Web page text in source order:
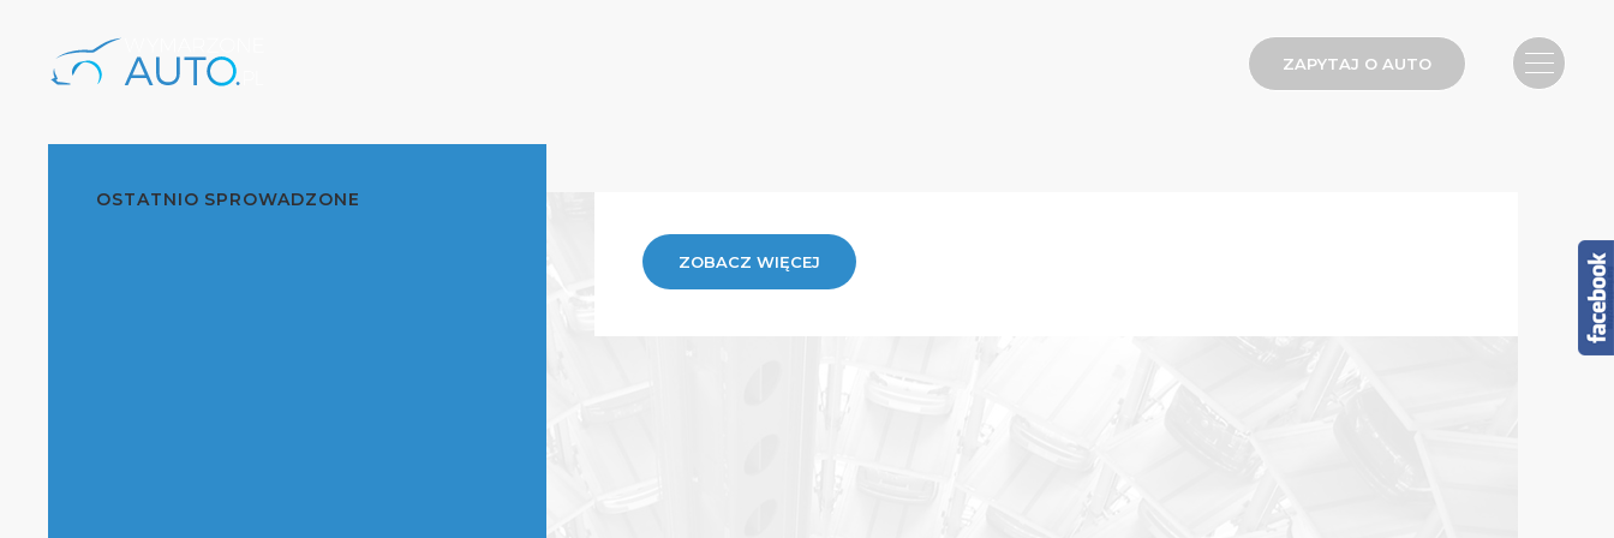
ZAPYTAJ O AUTO
OSTATNIO SPROWADZONE
ZOBACZ WIĘCEJ